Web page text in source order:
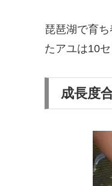
琵琶湖で育
たアユは10
成長度